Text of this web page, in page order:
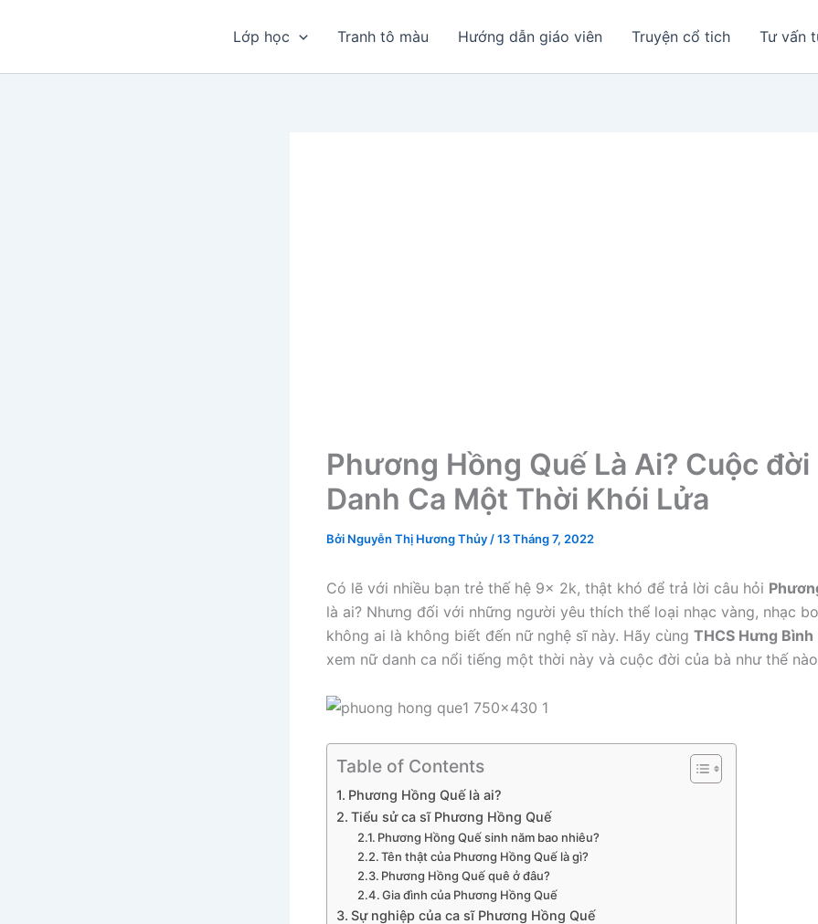
Lớp học Tranh tô màu Hướng dẫn giáo viên Truyện cổ tich Tư vấn
Phương Hồng Quế Là Ai? Cuộc
Danh Ca Một Thời Khói Lửa
Bởi Nguyễn Thị Hương Thủy /13 Tháng 7, 2022
Có lẽ với nhiều bạn trẻ thế hệ 9x 2k, thật khó để trả lời câu hỏi
là ai? Nhưng đối với những người yêu thích thể loại nhạc vàng, nhạc
không ai là không biết đến nữ nghệ sĩ này. Hãy cùng THCS Hưng Bình
xem nữ danh ca nổi tiếng một thời này và cuộc đời của bà như thế
Table of Contents
Phương Hồng Quế là ai?
Tiểu sử ca sĩ Phương Hồng Quế
Phương Hồng Quế sinh năm bao nhiêu?
Tên thật của Phương Hồng Quế là gì?
Phương Hồng Quế quê ở đâu?
Gia đình của Phương Hồng Quế
Sự nghiệp của ca sĩ Phương Hồng Quế